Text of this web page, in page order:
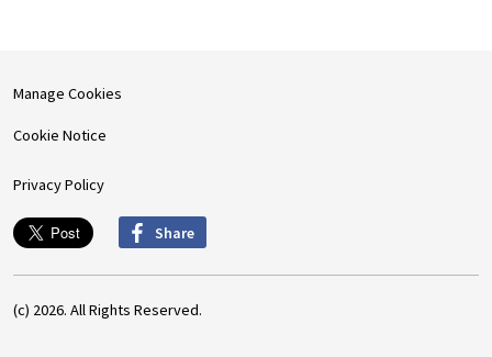
Manage Cookies
Cookie Notice
Privacy Policy
Share
(c) 2026. All Rights Reserved.